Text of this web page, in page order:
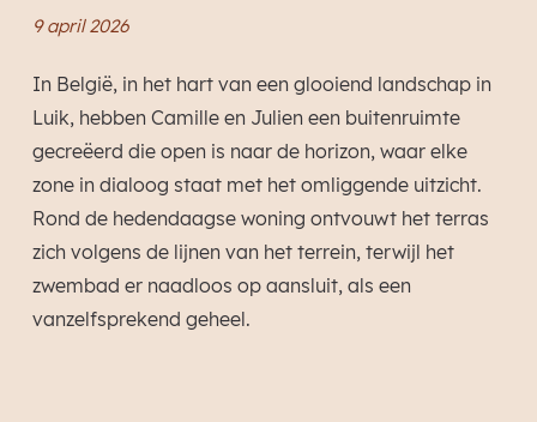
9 april 2026
In België, in het hart van een glooiend landschap in
Luik, hebben Camille en Julien een buitenruimte
gecreëerd die open is naar de horizon, waar elke
zone in dialoog staat met het omliggende uitzicht.
Rond de hedendaagse woning ontvouwt het terras
zich volgens de lijnen van het terrein, terwijl het
zwembad er naadloos op aansluit, als een
vanzelfsprekend geheel.